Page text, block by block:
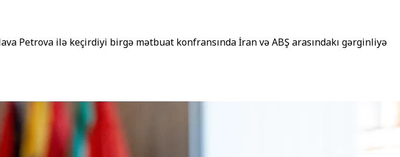
Petrova ilə keçirdiyi birgə mətbuat konfransında İran və ABŞ arasındakı gərginliyə